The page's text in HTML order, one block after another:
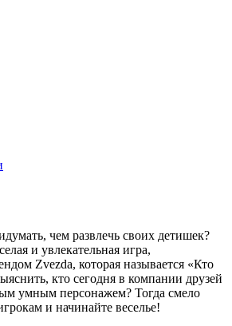
чем развлечь своих детишек?
и увлекательная игра,
Zvezda, которая называется «Кто
кто сегодня в компании друзей
умным персонажем? Тогда смело
и начинайте веселье!